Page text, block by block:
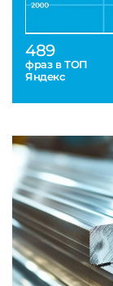
489
фраз в ТОП
Яндекс